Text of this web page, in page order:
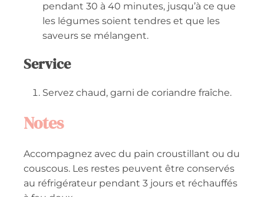
pendant 30 à 40 minutes, jusqu’à ce que
les légumes soient tendres et que les
saveurs se mélangent.
Service
Servez chaud, garni de coriandre fraîche.
Notes
Accompagnez avec du pain croustillant ou du
couscous. Les restes peuvent être conservés
au réfrigérateur pendant 3 jours et réchauffés